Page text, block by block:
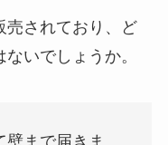
売されており、ど
いでしょうか。